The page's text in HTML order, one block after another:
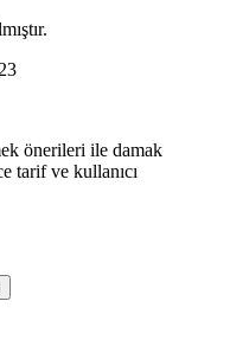
önerileri ile damak
tarif ve kullanıcı